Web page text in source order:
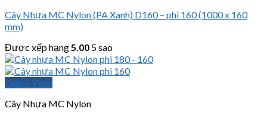
Cây Nhựa MC Nylon (PA Xanh) D160 – phi 160 (1000 x 160
mm)
Được xếp hạng5.00 5 sao
Quick View
Cây Nhựa MC Nylon